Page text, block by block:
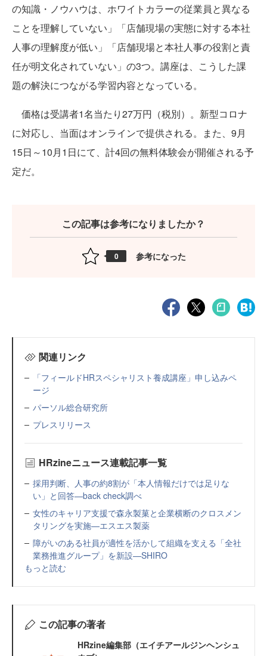
の知識・ノウハウは、ホワイトカラーの従業員と異なる
ことを理解していない」「店舗現場の実態に対する本社
人事の理解度が低い」「店舗現場と本社人事の役割と責
任が明文化されていない」の3つ。講座は、こうした課
題の解決につながる学習内容となっている。
価格は受講者1名当たり27万円（税別）。新型コロナ
に対応し、当面はオンラインで提供される。また、9月
15日～10月1日にて、計4回の無料体験会が開催される予
定だ。
この記事は参考になりましたか？
0 参考になった
関連リンク
「フィールドHRスペシャリスト養成講座」申し込みペ
ージ
パーソル総合研究所
プレスリリース
HRzineニュース連載記事一覧
採用判断、人事の約8割が「本人情報だけでは足りな
い」と回答—back check調べ
女性のキャリア支援で森永製菓と企業横断のクロスメン
タリングを実施—エスエス製薬
障がいのある社員が適性を活かして組織を支える「全社
業務推進グループ」を新設—SHIRO
もっと読む
この記事の著者
HRzine編集部（エイチアールジンヘンシュ